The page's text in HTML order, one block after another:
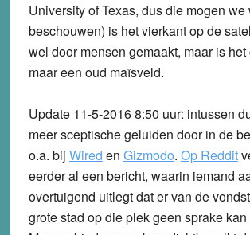
University of Texas, dus die mogen
beschouwen) is het vierkant op de
wel door mensen gemaakt, maar is het
maar een oud maïsveld.
Update 11-5-2016 8:50 uur: intussen
meer sceptische geluiden door in de
o.a. bij Wired en Gizmodo. Op Reddit
eerder al een bericht, waarin iemand
overtuigend uitlegt dat er van de
grote stad op die plek geen sprake